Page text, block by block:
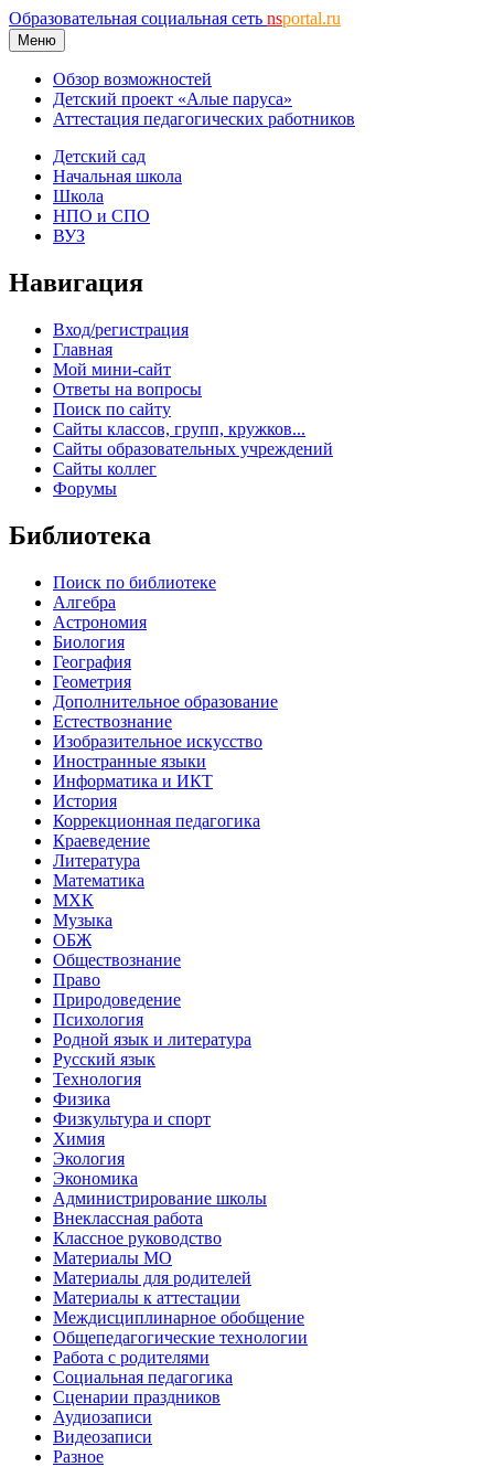
Образовательная социальная сеть nsportal.ru
Меню
Обзор возможностей
Детский проект «Алые паруса»
Аттестация педагогических работников
Детский сад
Начальная школа
Школа
НПО и СПО
ВУЗ
Навигация
Вход/регистрация
Главная
Мой мини-сайт
Ответы на вопросы
Поиск по сайту
Сайты классов, групп, кружков...
Сайты образовательных учреждений
Сайты коллег
Форумы
Библиотека
Поиск по библиотеке
Алгебра
Астрономия
Биология
География
Геометрия
Дополнительное образование
Естествознание
Изобразительное искусство
Иностранные языки
Информатика и ИКТ
История
Коррекционная педагогика
Краеведение
Литература
Математика
МХК
Музыка
ОБЖ
Обществознание
Право
Природоведение
Психология
Родной язык и литература
Русский язык
Технология
Физика
Физкультура и спорт
Химия
Экология
Экономика
Администрирование школы
Внеклассная работа
Классное руководство
Материалы МО
Материалы для родителей
Материалы к аттестации
Междисциплинарное обобщение
Общепедагогические технологии
Работа с родителями
Социальная педагогика
Сценарии праздников
Аудиозаписи
Видеозаписи
Разное